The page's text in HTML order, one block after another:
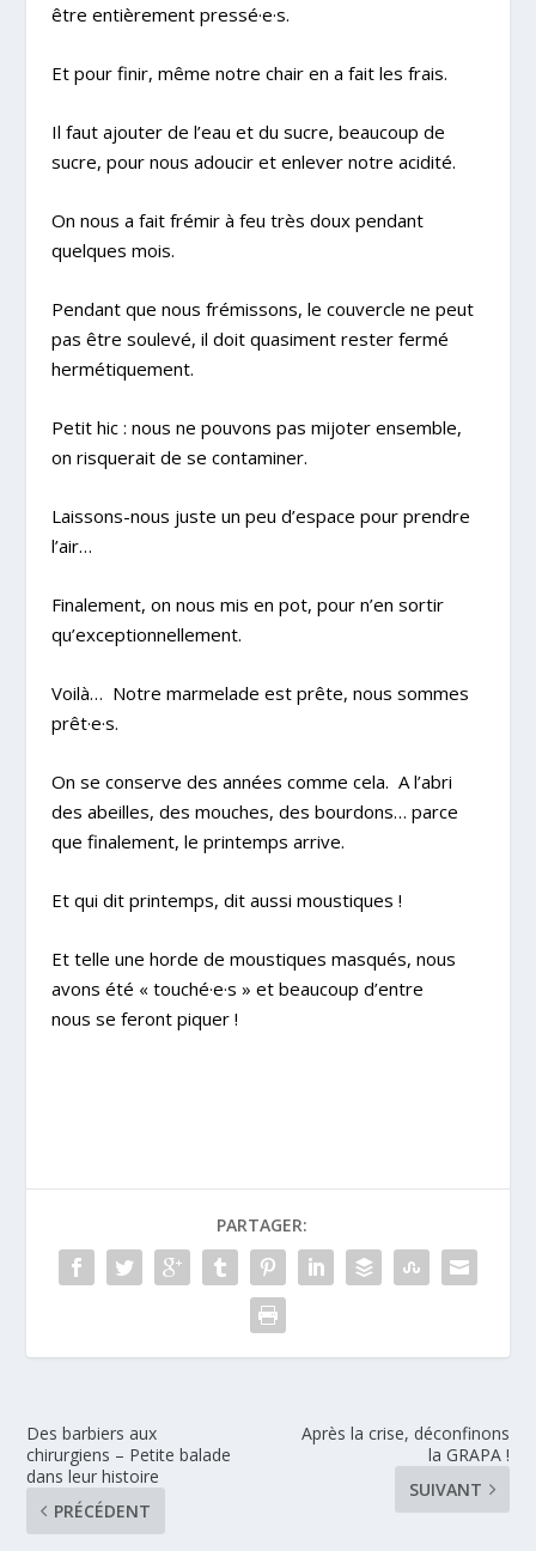
être entièrement pressé·e·s.
Et pour finir, même notre chair en a fait les frais.
Il faut ajouter de l’eau et du sucre, beaucoup de
sucre, pour nous adoucir et enlever notre acidité.
On nous a fait frémir à feu très doux pendant
quelques mois.
Pendant que nous frémissons, le couvercle ne peut
pas être soulevé, il doit quasiment rester fermé
hermétiquement.
Petit hic : nous ne pouvons pas mijoter ensemble,
on risquerait de se contaminer.
Laissons-nous juste un peu d’espace pour prendre
l’air…
Finalement, on nous mis en pot, pour n’en sortir
qu’exceptionnellement.
Voilà… Notre marmelade est prête, nous sommes
prêt·e·s.
On se conserve des années comme cela. A l’abri
des abeilles, des mouches, des bourdons… parce
que finalement, le printemps arrive.
Et qui dit printemps, dit aussi moustiques !
Et telle une horde de moustiques masqués, nous
avons été « touché·e·s » et beaucoup d’entre
nous se feront piquer !
PARTAGER:
Des barbiers aux
chirurgiens – Petite balade
dans leur histoire
PRÉCÉDENT
Après la crise, déconfinons
la GRAPA !
SUIVANT